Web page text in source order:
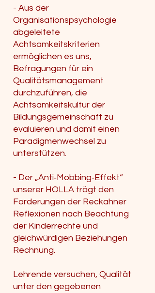
- Aus der
Organisationspsychologie
abgeleitete
Achtsamkeitskriterien
ermöglichen es uns,
Befragungen für ein
Qualitätsmanagement
durchzuführen, die
Achtsamkeitskultur der
Bildungsgemeinschaft zu
evaluieren und damit einen
Paradigmenwechsel zu
unterstützen.
- Der „Anti‑Mobbing‑Effekt“
unserer HOLLA trägt den
Forderungen der Reckahner
Reflexionen nach Beachtung
der Kinderrechte und
gleichwürdigen Beziehungen
Rechnung.
Lehrende versuchen, Qualität
unter den gegebenen